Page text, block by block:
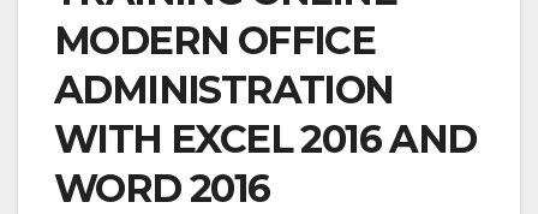
MODERN OFFICE
ADMINISTRATION
WITH EXCEL 2016 AND
WORD 2016